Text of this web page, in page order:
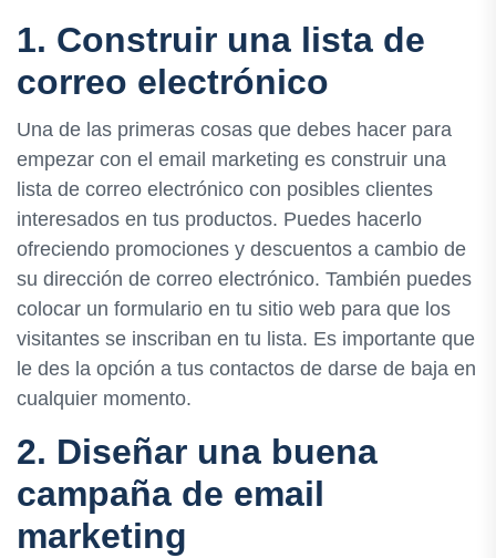
1. Construir una lista de
correo electrónico
Una de las primeras cosas que debes hacer para
empezar con el email marketing es construir una
lista de correo electrónico con posibles clientes
interesados en tus productos. Puedes hacerlo
ofreciendo promociones y descuentos a cambio de
su dirección de correo electrónico. También puedes
colocar un formulario en tu sitio web para que los
visitantes se inscriban en tu lista. Es importante que
le des la opción a tus contactos de darse de baja en
cualquier momento.
2. Diseñar una buena
campaña de email
marketing